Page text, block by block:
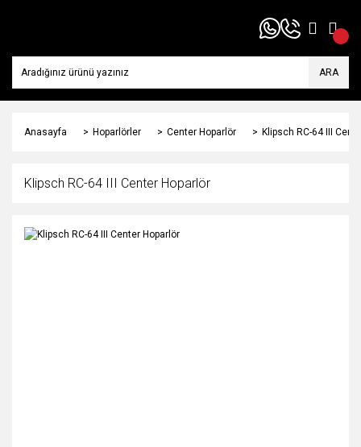
ARA
Anasayfa Hoparlörler Center Hoparlör Klipsch RC-64 III
Klipsch RC-64 III Center Hoparlör